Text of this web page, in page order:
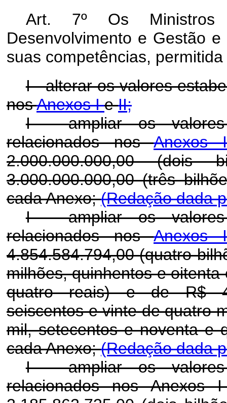
Art. 7º Os Ministros
Desenvolvimento e Gestão
suas competências,
I - alterar os valores
nosAnexos IeII;
I - ampliar os valores
relacionados nos
2.000.000.000,00
3.000.000.000,00 (três
cada Anexo;(Redação dada
I - ampliar os valores
relacionados nos
4.854.584.794,00 (quatro
milhões, quinhentos e
quatro reais) e de R$
seiscentos e vinte de quatro
mil, setecentos e noventa e
cada Anexo;(Redação dada
I - ampliar os valores
relacionados nos